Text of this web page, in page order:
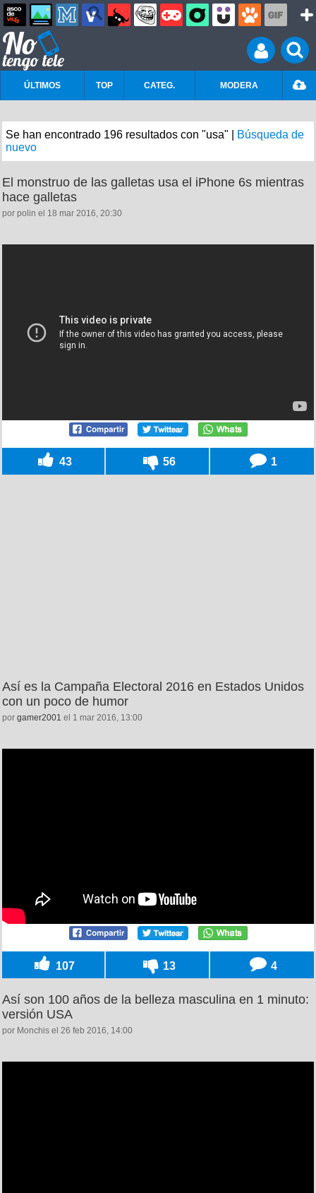
ÚLTIMOS TOP CATEG. MODERA
Se han encontrado 196 resultados con "usa" |
Búsqueda de
nuevo
El monstruo de las galletas usa el iPhone 6s mientras
hace galletas
por polin el 18 mar 2016, 20:30
43 56 1
Así es la Campaña Electoral 2016 en Estados Unidos
con un poco de humor
por gamer2001 el 1 mar 2016, 13:00
107 13 4
Así son 100 años de la belleza masculina en 1 minuto:
versión USA
por Monchis el 26 feb 2016, 14:00